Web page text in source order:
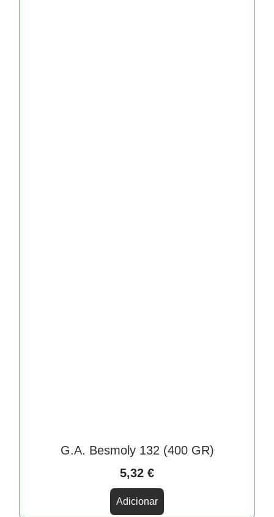
G.A. Besmoly 132 (400 GR)
5,32 €
Adicionar